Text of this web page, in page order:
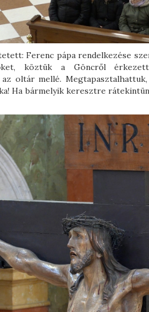
Ferenc pápa rendelkezése
köztük a Göncről
oltár mellé.
Ha bármelyik keresztre